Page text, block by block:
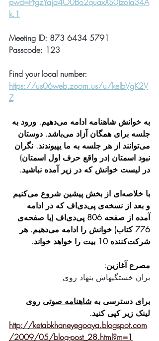
k.1
Meeting ID: 873 6434 5791
Passcode: 123
Find your local number:
https://us06web.zoom.us/u/kelbVgK2V
Z
به خوانش شاهنامه ادامه می‌دهیم. ورود به
جلسه برای همگان آزاد می‌باشد. دوستان
می‌توانند از هر جلسه به ما یپیوندند. نگران
نبود اسمتان (در واقع حرف اول اسمتان)
در لیست خوانش که در زیر آمده نباشید.
با خلاصه‌ای از بخش پیشین شروع می‌کنیم
و بعد از نسخه‌ی پی‌دی‌اف که در ادامه
آمده از صفحه 806 پی‌دی‌اف (یا صفحه‌ی
776 کتاب) خوانش را ادامه می‌دهیم. هر
شرکت‌کننده 10 بیت را خواهد خواند.
مصرع آغازین:
بران خستگیهاش بنهاد روی
برای دسترسی به شاهنامه صوتی روی
لینک زیر کپی کنید.
http://ketabkhaneyegooya.blogspot.com
/2009/05/blog-post_28.html?m=1